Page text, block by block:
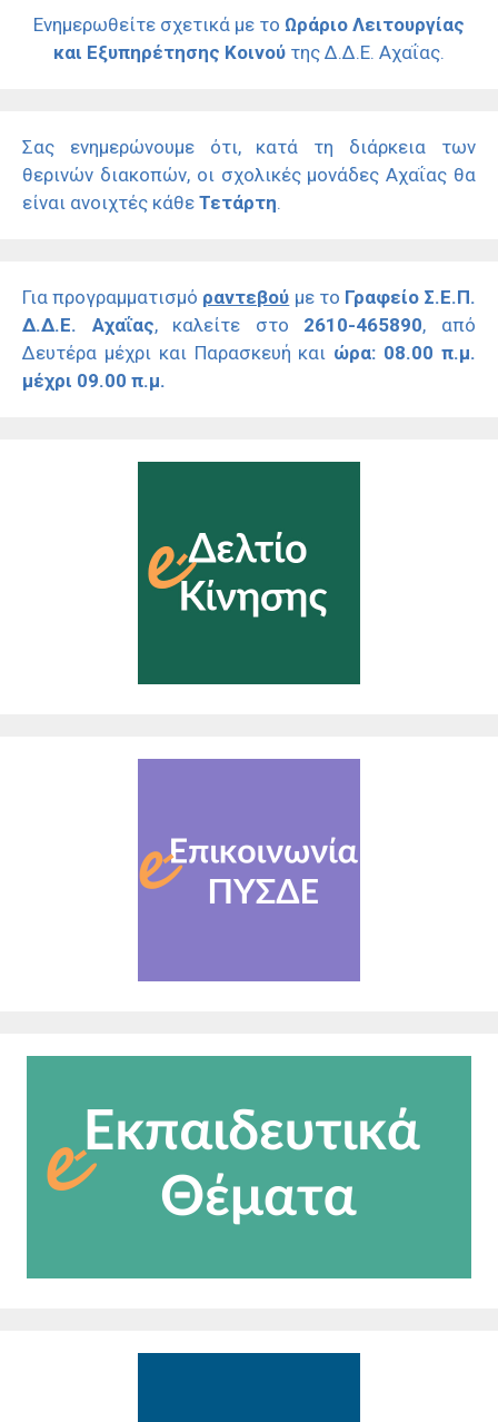
Ενημερωθείτε σχετικά με το Ωράριο Λειτουργίας
και Εξυπηρέτησης Κοινού της Δ.Δ.Ε. Αχαΐας.
Σας ενημερώνουμε ότι, κατά τη διάρκεια των
θερινών διακοπών, οι σχολικές μονάδες Αχαΐας θα
είναι ανοιχτές κάθε Τετάρτη.
Για προγραμματισμό ραντεβού με το Γραφείο Σ.Ε.Π.
Δ.Δ.Ε. Αχαΐας, καλείτε στο 2610-465890, από
Δευτέρα μέχρι και Παρασκευή και ώρα: 08.00 π.μ.
μέχρι 09.00 π.μ.